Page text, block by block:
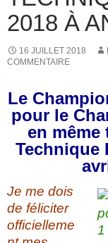
2018 À
16 JUILLET 2018
COMMENTAIRE
Le
pour le
en même
Technique
Je me dois
de féliciter
officielleme